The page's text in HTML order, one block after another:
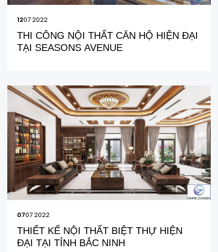
1207 2022
THI CÔNG NỘI THẤT CĂN HỘ HIỆN ĐẠI
TẠI SEASONS AVENUE
0707 2022
THIẾT KẾ NỘI THẤT BIỆT THỰ HIỆN
ĐẠI TẠI TỈNH BẮC NINH